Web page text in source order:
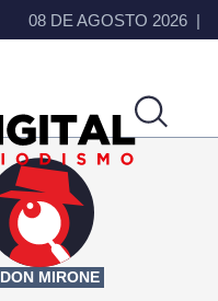
08 DE AGOSTO 2026
DON MIRONE